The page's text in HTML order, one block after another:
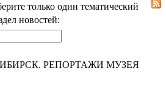
только один тематический
новостей:
РЕПОРТАЖИ МУЗЕЯ